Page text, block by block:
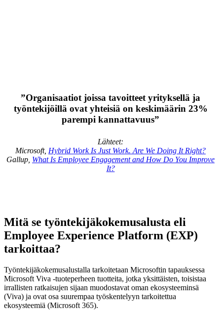
”Organisaatiot joissa tavoitteet yrityksellä ja
työntekijöillä ovat yhteisiä on keskimäärin 23%
parempi kannattavuus”
Lähteet:
Microsoft, Hybrid Work Is Just Work. Are We Doing It Right?
Gallup, What Is Employee Engagement and How Do You Improve
It?
Mitä se työntekijäkokemusalusta eli
Employee Experience Platform (EXP)
tarkoittaa?
Työntekijäkokemusalustalla tarkoitetaan Microsoftin tapauksessa
Microsoft Viva -tuoteperheen tuotteita, jotka yksittäisten, toisistaa
irrallisten ratkaisujen sijaan muodostavat oman ekosysteeminsä
(Viva) ja ovat osa suurempaa työskentelyyn tarkoitettua
ekosysteemiä (Microsoft 365).